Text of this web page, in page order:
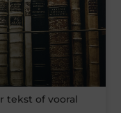
tekst of vooral